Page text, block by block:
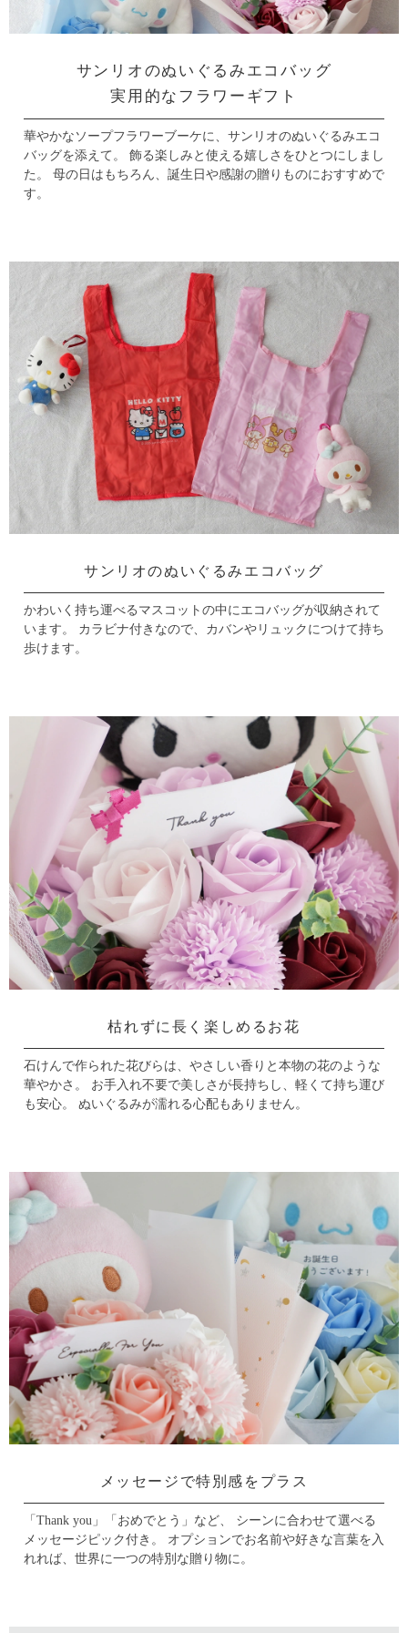
サンリオのぬいぐるみエコバッグ
実用的なフラワーギフト
華やかなソープフラワーブーケに、サンリオのぬいぐるみエコ
バッグを添えて。
飾る楽しみと使える嬉しさをひとつにしまし
た。
母の日はもちろん、誕生日や感謝の贈りものにおすすめで
す。
サンリオのぬいぐるみエコバッグ
かわいく持ち運べるマスコットの中にエコバッグが収納されて
います。
カラビナ付きなので、カバンやリュックにつけて持ち
歩けます。
枯れずに長く楽しめるお花
石けんで作られた花びらは、やさしい香りと本物の花のような
華やかさ。
お手入れ不要で美しさが長持ちし、軽くて持ち運び
も安心。
ぬいぐるみが濡れる心配もありません。
メッセージで特別感をプラス
「Thank you」「おめでとう」など、 シーンに合わせて選べる
メッセージピック付き。
オプションでお名前や好きな言葉を入
れれば、世界に一つの特別な贈り物に。